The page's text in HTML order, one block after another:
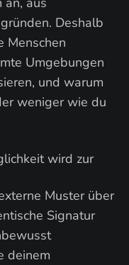
Deshalb
Menschen
Umgebungen
und warum
weniger wie du
wird zur
Muster über
Signatur
deinem